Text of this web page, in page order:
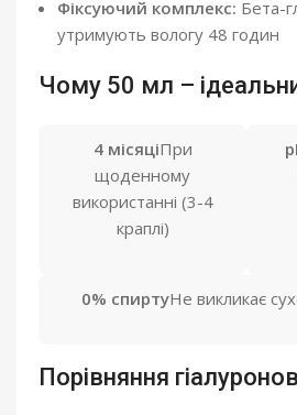
Фіксуючий комплекс: Бета-
утримують вологу 48 годин
Чому 50 мл –
4 місяціПри
щоденному
використанні (3-4
краплі)
0% спиртуНе викликає
Порівняння